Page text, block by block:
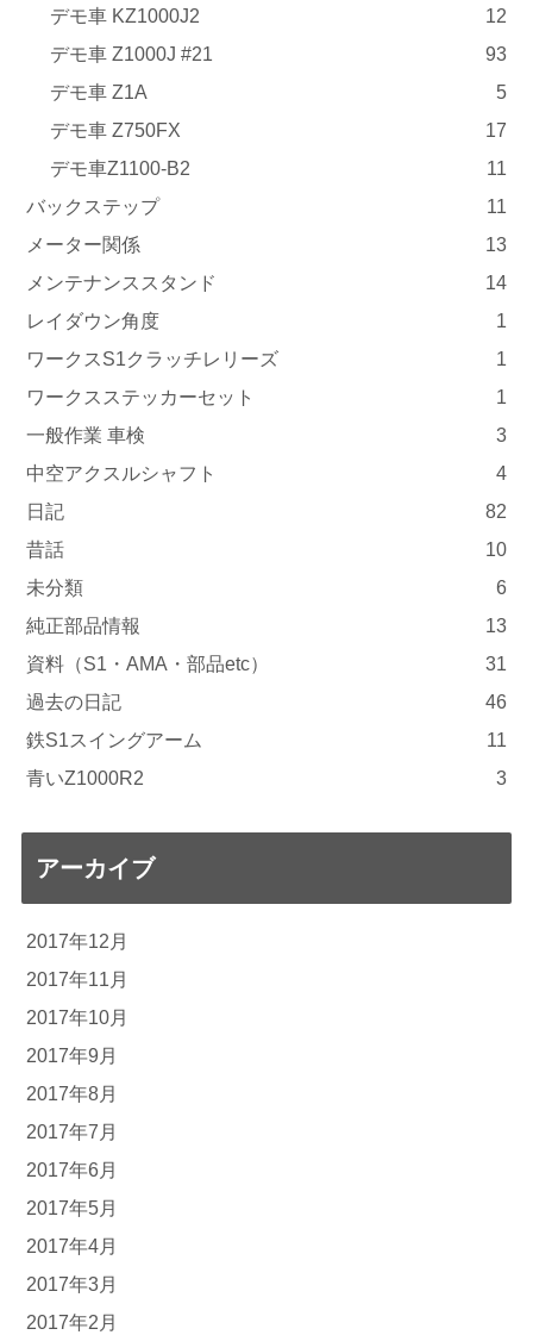
デモ車 KZ1000J2
12
デモ車 Z1000J #21
93
デモ車 Z1A
5
デモ車 Z750FX
17
デモ車Z1100-B2
11
バックステップ
11
メーター関係
13
メンテナンススタンド
14
レイダウン角度
1
ワークスS1クラッチレリーズ
1
ワークスステッカーセット
1
一般作業 車検
3
中空アクスルシャフト
4
日記
82
昔話
10
未分類
6
純正部品情報
13
資料（S1・AMA・部品etc）
31
過去の日記
46
鉄S1スイングアーム
11
青いZ1000R2
3
アーカイブ
2017年12月
2017年11月
2017年10月
2017年9月
2017年8月
2017年7月
2017年6月
2017年5月
2017年4月
2017年3月
2017年2月